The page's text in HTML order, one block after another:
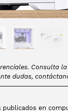
Consulta
dudas,
publicados en